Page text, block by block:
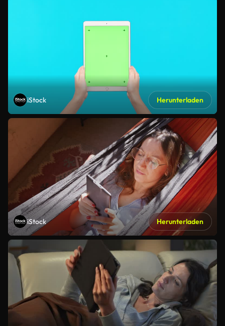
iStock Herunterladen
iStock Herunterladen